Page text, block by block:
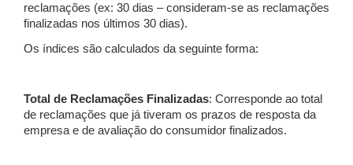
reclamações (ex: 30 dias – consideram-se as reclamações
finalizadas nos últimos 30 dias).
Os índices são calculados da seguinte forma:
Total de Reclamações Finalizadas: Corresponde ao total
de reclamações que já tiveram os prazos de resposta da
empresa e de avaliação do consumidor finalizados.